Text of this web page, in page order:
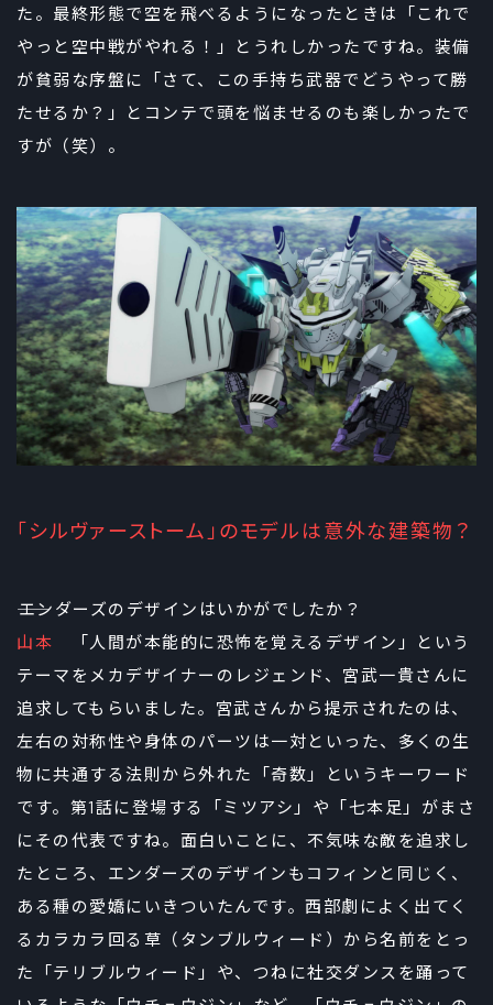
た。最終形態で空を飛べるようになったときは「これで
やっと空中戦がやれる！」とうれしかったですね。装備
が貧弱な序盤に「さて、この手持ち武器でどうやって勝
たせるか？」とコンテで頭を悩ませるのも楽しかったで
すが（笑）。
「シルヴァーストーム」のモデルは意外な建築物？
――エンダーズのデザインはいかがでしたか？
山本 「人間が本能的に恐怖を覚えるデザイン」という
テーマをメカデザイナーのレジェンド、宮武一貴さんに
追求してもらいました。宮武さんから提示されたのは、
左右の対称性や身体のパーツは一対といった、多くの生
物に共通する法則から外れた「奇数」というキーワード
です。第1話に登場する「ミツアシ」や「七本足」がまさ
にその代表ですね。面白いことに、不気味な敵を追求し
たところ、エンダーズのデザインもコフィンと同じく、
ある種の愛嬌にいきついたんです。西部劇によく出てく
るカラカラ回る草（タンブルウィード）から名前をとっ
た「テリブルウィード」や、つねに社交ダンスを踊って